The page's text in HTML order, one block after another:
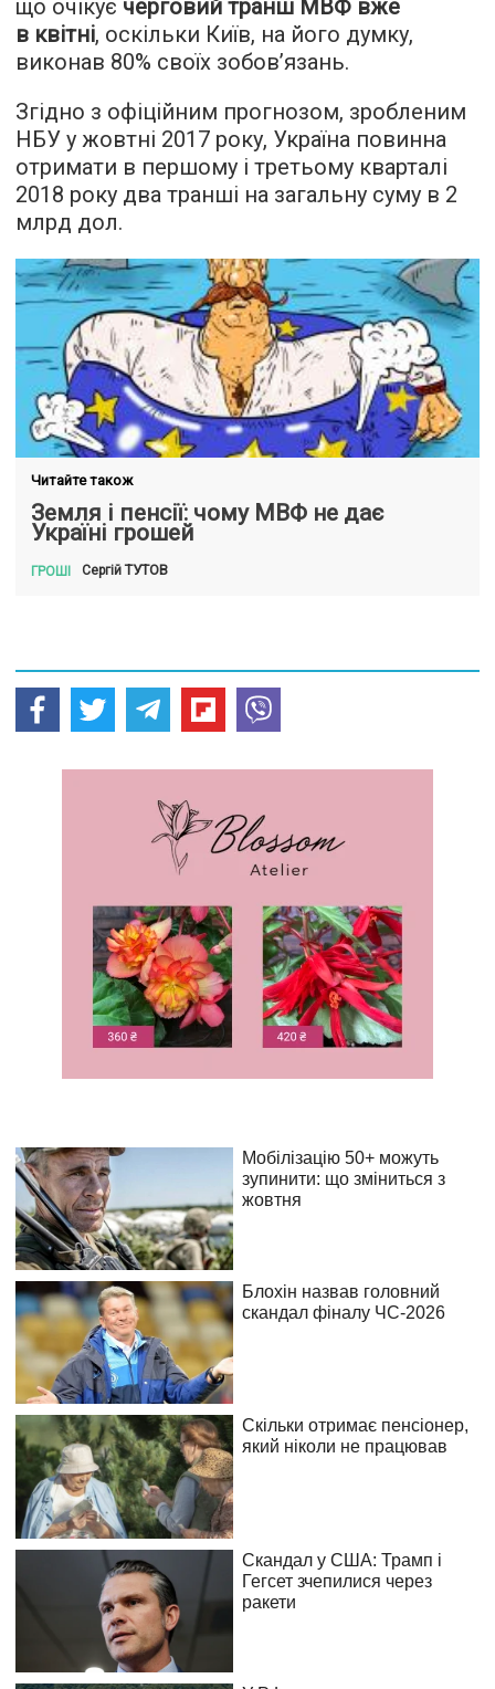
що очікує черговий транш МВФ вже
в квітні, оскільки Київ, на його думку,
виконав 80% своїх зобов’язань.
Згідно з офіційним прогнозом, зробленим
НБУ у жовтні 2017 року, Україна повинна
отримати в першому і третьому кварталі
2018 року два транші на загальну суму в 2
млрд дол.
Читайте також
Земля і пенсії: чому МВФ не дає
Україні грошей
ГРОШІ СергійТУТОВ